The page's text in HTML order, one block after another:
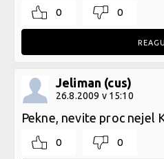
0 0
Jeliman (cus)
26.8.2009 v 15:10
Pekne, nevite proc nejel
0 0